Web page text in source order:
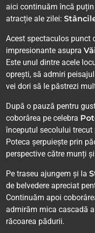
aici continuăm încă
atracție ale zilei:
Acest spectaculos punct
impresionante asupra
Este unul dintre acele
oprești, să admiri
vei dori să le păstrezi
După o pauză pentru
coborârea pe celebra
începutul secolului
Poteca șerpuiește prin
perspective către munți
Pe traseu ajungem și la
de belvedere apreciat
Continuăm apoi
admirăm mica cascadă
răcoarea pădurii.